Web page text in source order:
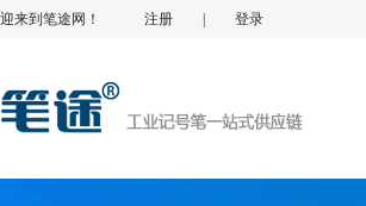
迎来到笔途网！ 注册 登录